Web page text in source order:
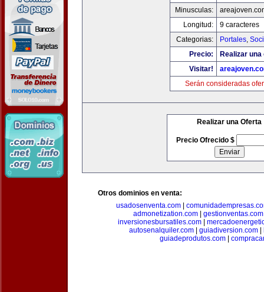
Minusculas:
Longitud:
9 caracteres
Categorias:
Portales,
Precio:
Realizar
Visitar!
Serán consideradas
Realizar una Oferta
Precio Ofrecido $
Otros dominios en venta:
usadosenventa.com|
admonetization.com| gestionventas.com
inversionesbursatiles.com|
autosenalquiler.com| guiadiversion.com|
guiadeprodutos.com|